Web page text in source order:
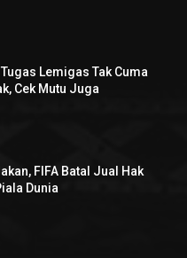
Lemigas Tak Cuma
Cek Mutu Juga
FIFA Batal Jual Hak
Dunia